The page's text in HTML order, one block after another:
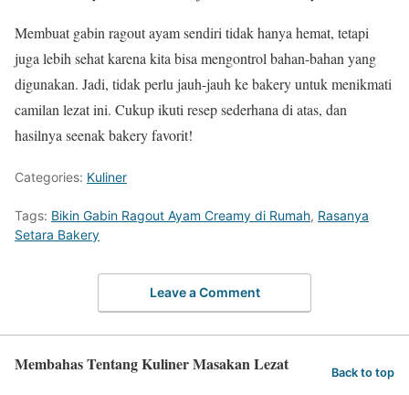
Membuat gabin ragout ayam sendiri tidak hanya hemat, tetapi
juga lebih sehat karena kita bisa mengontrol bahan-bahan yang
digunakan. Jadi, tidak perlu jauh-jauh ke bakery untuk menikmati
camilan lezat ini. Cukup ikuti resep sederhana di atas, dan
hasilnya seenak bakery favorit!
Categories: Kuliner
Tags: Bikin Gabin Ragout Ayam Creamy di Rumah, Rasanya
Setara Bakery
Leave a Comment
Membahas Tentang Kuliner Masakan Lezat Back to top